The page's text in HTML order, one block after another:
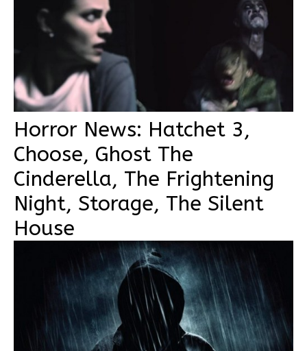
Horror News: Hatchet 3,
Choose, Ghost The
Cinderella, The Frightening
Night, Storage, The Silent
House